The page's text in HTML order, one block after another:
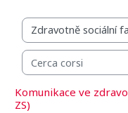
Categorie di corso
Cerca corsi
Komunikace ve
ZS)